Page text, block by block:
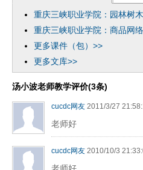
重庆三峡职业学院：园林树
重庆三峡职业学院：商品网
更多课件（包）>>
更多文库>>
汤小波老师教学评价(3条)
cucdc网友 2011/3/27
老师好
cucdc网友 2010/10/3